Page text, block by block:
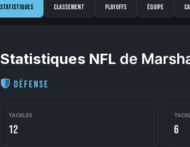
Statistiques Classement Playoffs Équipe
Statistiques NFL de
Défense
TACKLES
12 6